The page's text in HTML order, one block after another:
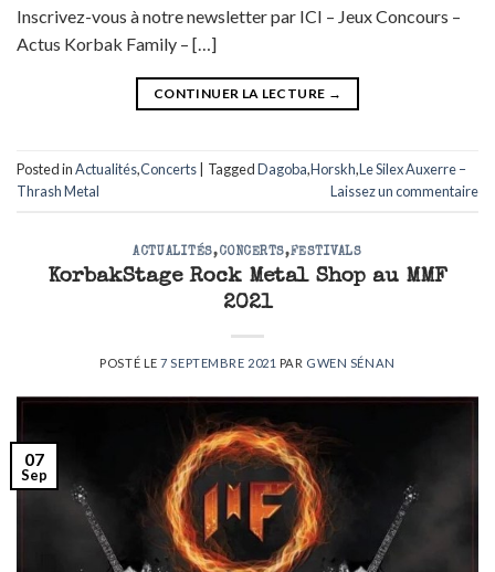
Inscrivez-vous à notre newsletter par ICI – Jeux Concours –
Actus Korbak Family – […]
CONTINUER LA LECTURE →
Posted inActualités,Concerts TaggedDagoba,Horskh,Le Silex Auxerre –
Thrash Metal
Laissez un commentaire
ACTUALITÉS,CONCERTS,FESTIVALS
KorbakStage Rock Metal Shop au MMF
2021
POSTÉ LE7 SEPTEMBRE 2021 PAR GWEN SÉNAN
07
Sep